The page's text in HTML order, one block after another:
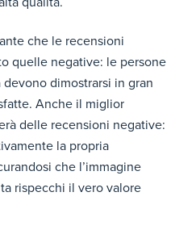
che le recensioni
quelle negative: le persone
dimostrarsi in gran
Anche il miglior
delle recensioni negative:
la propria
che l’immagine
rispecchi il vero valore